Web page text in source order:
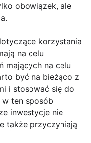
obowiązek, ale
korzystania
na celu
mających na celu
być na bieżąco z
i stosować się do
w ten sposób
inwestycje nie
także przyczyniają